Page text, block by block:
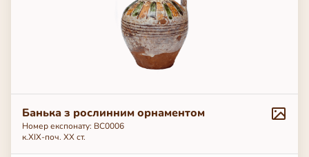
Банька з рослинним орнаментом
Номер експонату: BC0006
к.ХІХ-поч. ХХ ст.